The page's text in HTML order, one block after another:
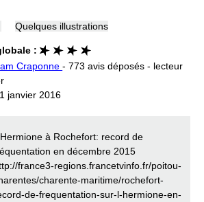
Quelques illustrations
:
Craponne- 773 avis déposés - lecteur
janvier 2016
à Rochefort: record de
en décembre 2015
france3-regions.francetvinfo.fr/poitou-
charente-maritime/rochefort-
de-frequentation-sur-l-hermione-en-